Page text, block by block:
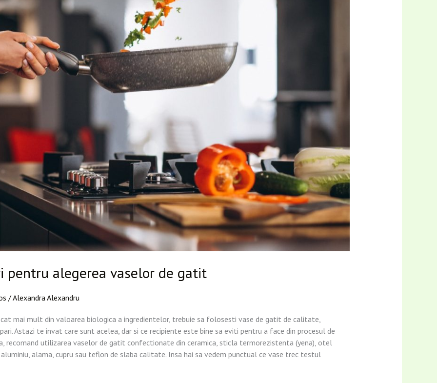
pentru alegerea vaselor de gatit
/Alexandra Alexandru
mai mult din valoarea biologica a ingredientelor, trebuie sa folosesti vase de gatit de calitate,
Astazi te invat care sunt acelea, dar si ce recipiente este bine sa eviti pentru a face din procesul de
recomand utilizarea vaselor de gatit confectionate din ceramica, sticla termorezistenta (yena), otel
alama, cupru sau teflon de slaba calitate. Insa hai sa vedem punctual ce vase trec testul